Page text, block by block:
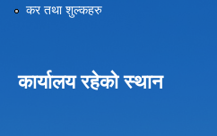
कर तथा शुल्कहरु
कार्यालय रहेको स्थान